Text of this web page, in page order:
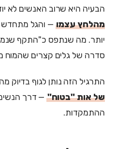
הבעיה היא שרוב האנשים לא
מהלחץ עצמו — והגל מתחדש
יותר. מה שנתפס כ"התקף
סדרה של גלים קצרים שהמוח
התרגיל הזה נותן לגוף בדיוק
של אות "בטוח"— דרך
ההתמקדות.